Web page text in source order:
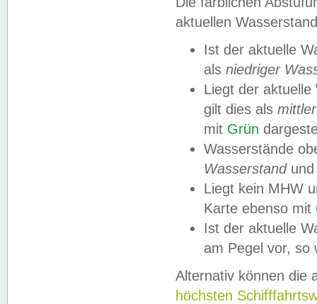
aktuellen
Ist der aktuelle
als niedriger
Liegt der
gilt dies als
mit Grün
Wasserstände
Wasserstandund
Liegt kein MHW
Karte ebenso mit
Ist der aktuelle
am Pegel vor,
Alternativ können die
höchsten